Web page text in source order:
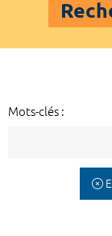
Mots-clés :